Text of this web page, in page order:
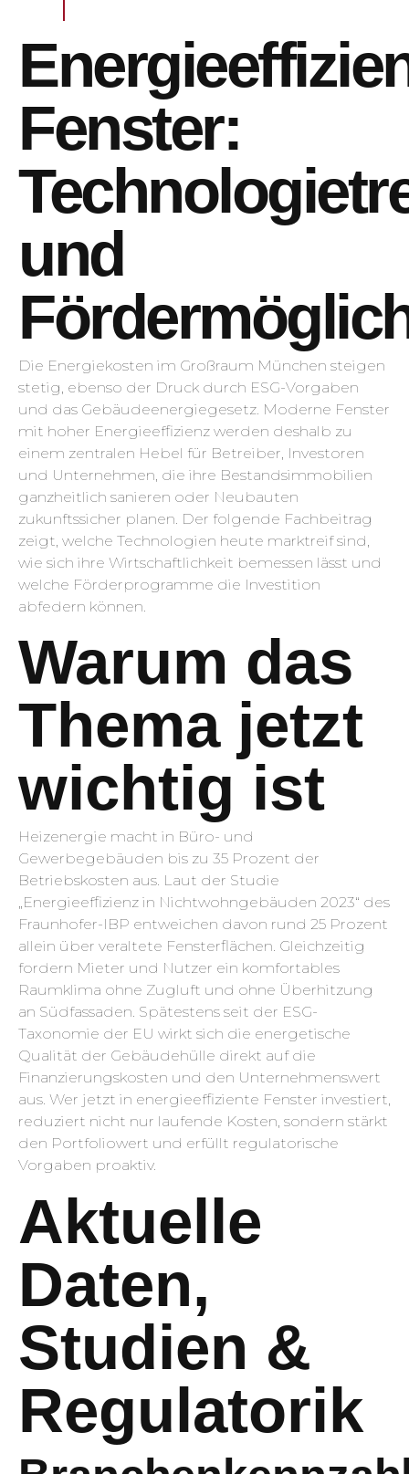
Fenster:
und
Die Energiekosten im Großraum München steigen
stetig, ebenso der Druck durch ESG-Vorgaben
und das Gebäudeenergiegesetz. Moderne Fenster
mit hoher Energieeffizienz werden deshalb zu
einem zentralen Hebel für Betreiber, Investoren
und Unternehmen, die ihre Bestandsimmobilien
ganzheitlich sanieren oder Neubauten
zukunftssicher planen. Der folgende Fachbeitrag
zeigt, welche Technologien heute markt­reif sind,
wie sich ihre Wirtschaftlichkeit bemessen lässt und
welche Förderprogramme die Investition
abfedern können.
Warum das
Thema jetzt
wichtig ist
Heizenergie macht in Büro- und
Gewerbegebäuden bis zu 35 Prozent der
Betriebskosten aus. Laut der Studie
„Energieeffizienz in Nichtwohngebäuden 2023“ des
Fraunhofer-IBP entweichen davon rund 25 Prozent
allein über veraltete Fensterflächen. Gleichzeitig
fordern Mieter und Nutzer ein komfortables
Raumklima ohne Zugluft und ohne Überhitzung
an Südfassaden. Spätestens seit der ESG-
Taxonomie der EU wirkt sich die energetische
Qualität der Gebäudehülle direkt auf die
Finanzierungskosten und den Unternehmenswert
aus. Wer jetzt in energieeffiziente Fenster investiert,
reduziert nicht nur laufende Kosten, sondern stärkt
den Portfoliowert und erfüllt regulatorische
Vorgaben proaktiv.
Aktuelle
Daten,
Studien &
Regulatorik